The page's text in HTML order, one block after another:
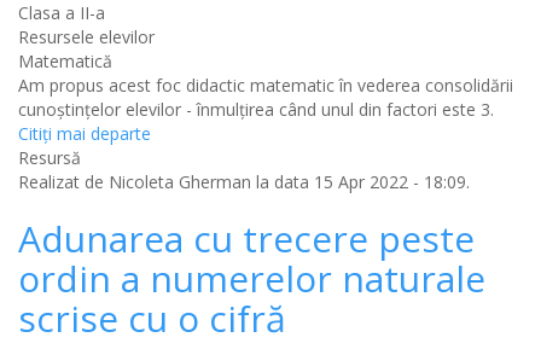
Clasa a II-a
Resursele elevilor
Matematică
Am propus acest foc didactic matematic în vederea consolidării
cunoștințelor elevilor - înmulțirea când unul din factori este 3.
Citiţi mai departe
Resursă
Realizat de Nicoleta Gherman la data 15 Apr 2022 - 18:09.
Adunarea cu trecere peste
ordin a numerelor naturale
scrise cu o cifră